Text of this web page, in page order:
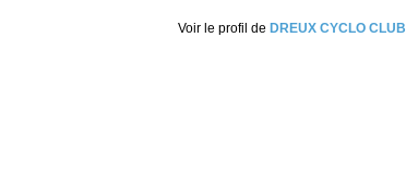
Voir le profil de DREUX CYCLO CLUB